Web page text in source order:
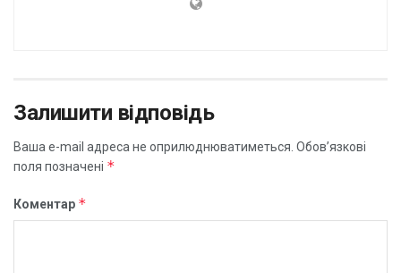
Залишити відповідь
Ваша e-mail адреса не оприлюднюватиметься. Обов’язкові
поля позначені *
Коментар *